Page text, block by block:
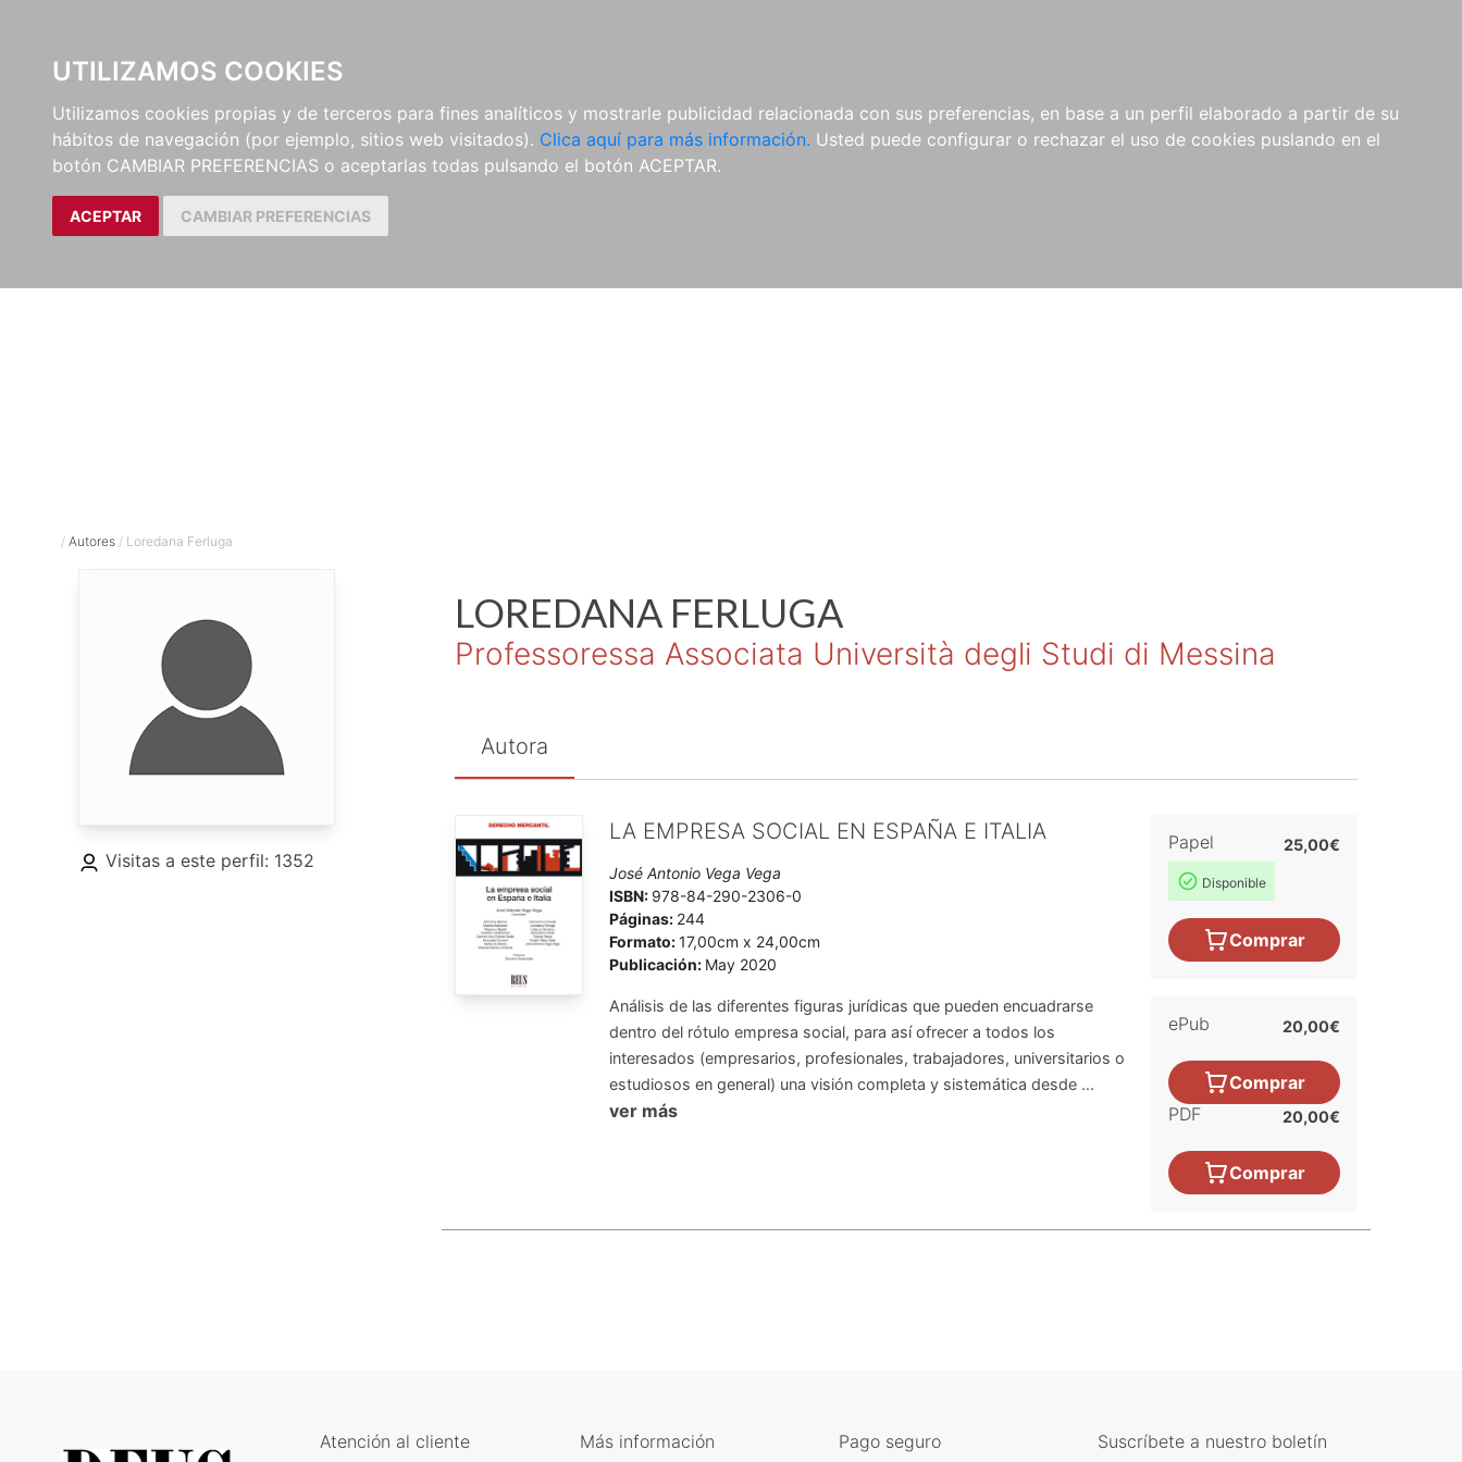
UTILIZAMOS COOKIES
Utilizamos cookies propias y de terceros para fines analíticos y mostrarle publicidad relacionada con sus preferencias, en base a un perfil elaborado a partir de su
hábitos de navegación (por ejemplo, sitios web visitados). Clica aquí para más información. Usted puede configurar o rechazar el uso de cookies puslando en el
botón CAMBIAR PREFERENCIAS o aceptarlas todas pulsando el botón ACEPTAR.
ACEPTAR CAMBIAR PREFERENCIAS
EDITORIAL E-BOOKS
LibrosAutoresColecciones
/ Autores / Loredana Ferluga
Visitas a este perfil: 1352
LOREDANA FERLUGA
Professoressa Associata Università degli Studi di Messina
Autora
LA EMPRESA SOCIAL EN ESPAÑA E ITALIA
José Antonio Vega Vega
ISBN: 978-84-290-2306-0
Páginas: 244
Formato:17,00cm x 24,00cm
Publicación: May 2020
Análisis de las diferentes figuras jurídicas que pueden encuadrarse
dentro del rótulo empresa social, para así ofrecer a todos los
interesados (empresarios, profesionales, trabajadores, universitarios o
estudiosos en general) una visión completa y sistemática desde ...
ver más
Papel
Disponible
25,00€
Comprar
ePub 20,00€
Comprar
PDF
20,00€
Comprar
Atención al cliente Más información Pago seguro Suscríbete a nuestro boletín